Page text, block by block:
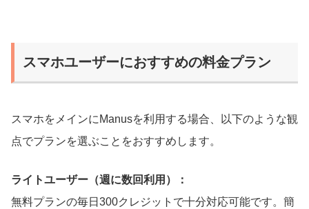
スマホユーザーにおすすめの料金プラン
スマホをメインにManusを利用する場合、以下のような観
点でプランを選ぶことをおすすめします。
ライトユーザー（週に数回利用）：
無料プランの毎日300クレジットで十分対応可能です。簡